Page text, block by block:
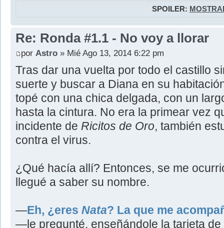
SPOILER:
Re: Ronda #1.1 - No voy a llorar
por Astro » Mié Ago 13, 2014 6:22 pm
Tras dar una vuelta por todo el castillo
suerte y buscar a Diana en su
topé con una chica delgada, con un
hasta la cintura. No era la primear vez
incidente de Ricitos de Oro, también
contra el virus.
¿Qué hacía allí? Entonces, se me
llegué a saber su nombre.
―Eh, ¿eres Nata? La que me
―le pregunté, enseñándole la tarjeta